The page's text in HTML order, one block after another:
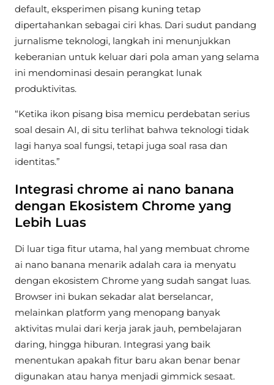
default, eksperimen pisang kuning tetap
dipertahankan sebagai ciri khas. Dari sudut pandang
jurnalisme teknologi, langkah ini menunjukkan
keberanian untuk keluar dari pola aman yang selama
ini mendominasi desain perangkat lunak
produktivitas.
“Ketika ikon pisang bisa memicu perdebatan serius
soal desain AI, di situ terlihat bahwa teknologi tidak
lagi hanya soal fungsi, tetapi juga soal rasa dan
identitas.”
Integrasi chrome ai nano banana
dengan Ekosistem Chrome yang
Lebih Luas
Di luar tiga fitur utama, hal yang membuat chrome
ai nano banana menarik adalah cara ia menyatu
dengan ekosistem Chrome yang sudah sangat luas.
Browser ini bukan sekadar alat berselancar,
melainkan platform yang menopang banyak
aktivitas mulai dari kerja jarak jauh, pembelajaran
daring, hingga hiburan. Integrasi yang baik
menentukan apakah fitur baru akan benar benar
digunakan atau hanya menjadi gimmick sesaat.